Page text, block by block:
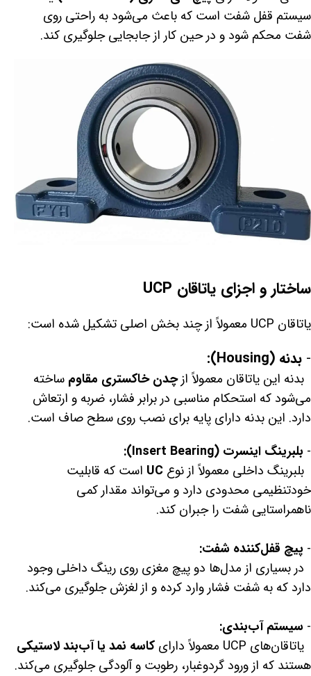
سیستم قفل شفت است که باعث می‌شود به راحتی روی
شفت محکم شود و در حین کار از جابجایی جلوگیری کند.
ساختار و اجزای یاتاقان UCP
یاتاقان UCP معمولاً از چند بخش اصلی تشکیل شده است:
-بدنه (Housing):
بدنه این یاتاقان معمولاً ازچدن خاکستری مقاوم ساخته
می‌شود که استحکام مناسبی در برابر فشار، ضربه و ارتعاش
دارد. این بدنه دارای پایه برای نصب روی سطح صاف است.
- بلبرینگ اینسرت (Insert Bearing):
بلبرینگ داخلی معمولاً از نوعUC است که قابلیت
خودتنظیمی محدودی دارد و می‌تواند مقدار کمی
ناهمراستایی شفت را جبران کند.
- پیچ قفل‌کننده شفت:
در بسیاری از مدل‌ها دو پیچ مغزی روی رینگ داخلی وجود
دارد که به شفت فشار وارد کرده و از لغزش جلوگیری می‌کند.
- سیستم آب‌بندی:
یاتاقان‌های UCP معمولاً دارای
کاسه نمد یا آب‌بند لاستیکی
هستند که از ورود گردوغبار، رطوبت و آلودگی جلوگیری می‌کند.